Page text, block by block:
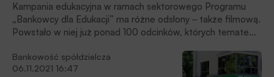
Kampania edukacyjna w ramach sektorowego Programu
„Bankowcy dla Edukacji” ma różne odsłony ‒ także filmową.
Powstało w niej już ponad 100 odcinków, których tematem
Bankowość spółdzielcza
06.11.2021 16:47